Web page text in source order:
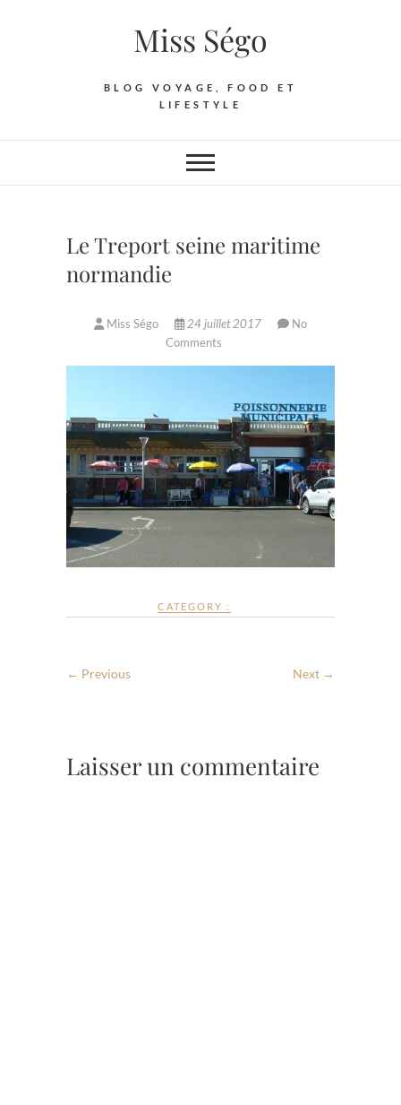
Miss Ségo
BLOG VOYAGE, FOOD ET
LIFESTYLE
Le Treport seine maritime
normandie
Miss Ségo 24 juillet 2017
No
Comments
CATEGORY :
← Previous Next →
Laisser un commentaire